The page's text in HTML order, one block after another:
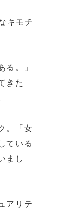
キモチ
る。」
きた
。「女
ている
まし
アリテ